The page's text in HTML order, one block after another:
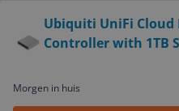
Ubiquiti UniFi Cloud
Controller with 1TB
Morgen in huis
Service
Algemeen